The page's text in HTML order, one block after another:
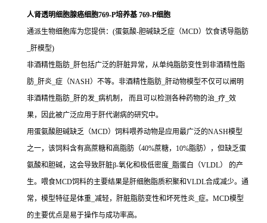
人肾透明细胞腺癌细胞769-P培养基 769-P细胞
通派生物细胞库为您提供：(蛋氨酸-胆碱缺乏症（MCD）饮食诱导脂肪
_肝模型)
非酒精性脂肪_肝包括广泛的肝脏异常，从单纯脂肪变性到非酒精性脂
肪_肝炎_症（NASH）不等。非酒精性脂肪_肝动物模型不仅可以阐明
非酒精性脂肪_肝的发_病机制， 而且可以检测各种药物的治_疗_效
果，因此被广泛应用于肝代谢病的研究中。
用蛋氨酸胆碱缺乏（MCD）饲料喂养动物是应用最广泛的NASH模型
之一，该饲料含有高蔗糖和高脂肪（40%蔗糖，10%脂肪），但缺乏蛋
氨酸和胆碱，这会导致肝脏β-氧化和极低密度_脂蛋白（VLDL） 的产
生。喂食MCD饲料的主要结果是肝细胞脂质积聚和VLDL合成减少。通
常，模型特征是体重_减轻，肝脏脂肪变性和坏死性炎_症。MCD模型
的主要优点是易于操作与成功率高。